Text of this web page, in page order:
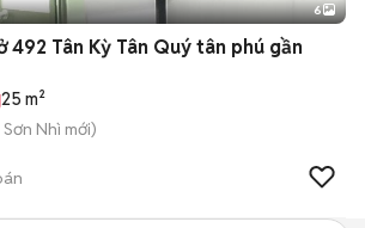
+2
6
492 Tân Kỳ Tân Quý tân phú gần
25 m²
Sơn Nhì mới)